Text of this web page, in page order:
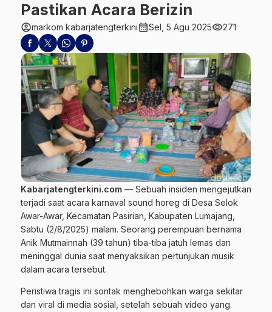
Pastikan Acara Berizin
account_circlemarkom kabarjatengterkinicalendar_monthSel, 5 Agu 2025visibility271
Kabarjatengterkini.com — Sebuah insiden mengejutkan
terjadi saat acara karnaval sound horeg di Desa Selok
Awar-Awar, Kecamatan Pasirian, Kabupaten Lumajang
Sabtu (2/8/2025) malam. Seorang perempuan bernama
Anik Mutmainnah (39 tahun) tiba-tiba jatuh lemas dan
meninggal dunia saat menyaksikan pertunjukan musik
dalam acara tersebut.
Peristiwa tragis ini sontak menghebohkan warga sekitar
dan viral di media sosial, setelah sebuah video yang